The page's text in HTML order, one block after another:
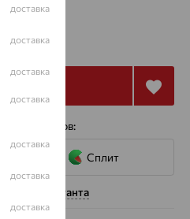
₽
сервисов:
Сплит
консультанта
доставка
доставка
доставка
доставка
доставка
доставка
доставка